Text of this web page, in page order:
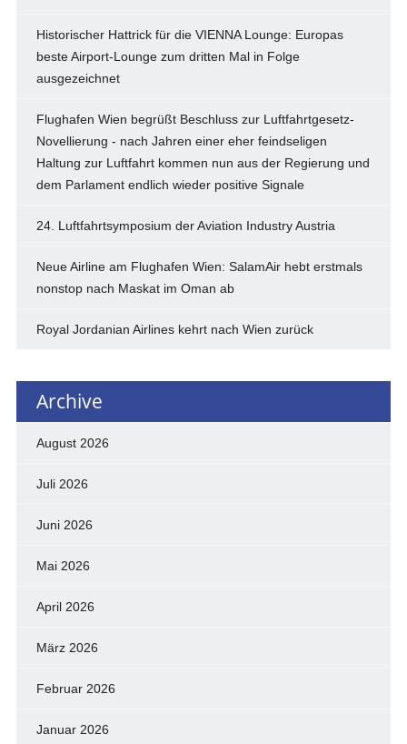
Historischer Hattrick für die VIENNA Lounge: Europas
beste Airport-Lounge zum dritten Mal in Folge
ausgezeichnet
Flughafen Wien begrüßt Beschluss zur Luftfahrtgesetz-
Novellierung - nach Jahren einer eher feindseligen
Haltung zur Luftfahrt kommen nun aus der Regierung und
dem Parlament endlich wieder positive Signale
24. Luftfahrtsymposium der Aviation Industry Austria
Neue Airline am Flughafen Wien: SalamAir hebt erstmals
nonstop nach Maskat im Oman ab
Royal Jordanian Airlines kehrt nach Wien zurück
Archive
August 2026
Juli 2026
Juni 2026
Mai 2026
April 2026
März 2026
Februar 2026
Januar 2026